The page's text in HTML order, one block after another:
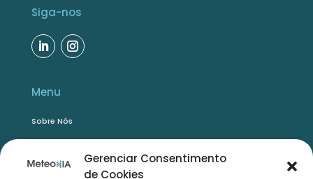
Gerenciar Consentimento
de Cookies
Siga-nos
Menu
Sobre Nós
Soluções
Trabalhe Conosco